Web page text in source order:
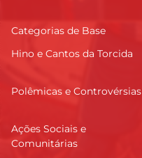
Categorias de Base
Hino e Cantos da Torcida
Polêmicas e Controvérsias
Ações Sociais e
Comunitárias